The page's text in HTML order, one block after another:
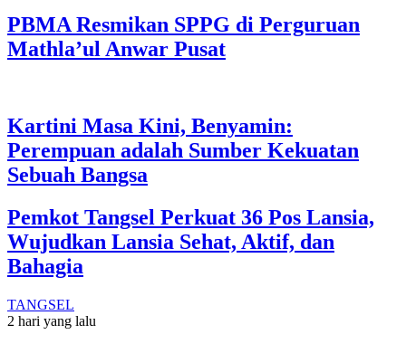
PBMA Resmikan SPPG di Perguruan
Mathla’ul Anwar Pusat
Kartini Masa Kini, Benyamin:
Perempuan adalah Sumber Kekuatan
Sebuah Bangsa
Pemkot Tangsel Perkuat 36 Pos Lansia,
Wujudkan Lansia Sehat, Aktif, dan
Bahagia
TANGSEL
2 hari yang lalu